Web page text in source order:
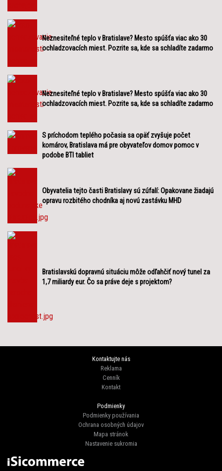
Neznesiteľné teplo v Bratislave? Mesto spúšťa viac ako 30
ochladzovacích miest. Pozrite sa, kde sa schladíte zadarmo
Neznesiteľné teplo v Bratislave? Mesto spúšťa viac ako 30
ochladzovacích miest. Pozrite sa, kde sa schladíte zadarmo
S príchodom teplého počasia sa opäť zvyšuje počet
komárov, Bratislava má pre obyvateľov domov pomoc v
podobe BTI tabliet
Obyvatelia tejto časti Bratislavy sú zúfalí: Opakovane žiadajú
opravu rozbitého chodníka aj novú zastávku MHD
Bratislavskú dopravnú situáciu môže odľahčiť nový tunel za
1,7 miliardy eur. Čo sa práve deje s projektom?
Kontaktujte nás
Reklama
Cenník
Kontakt
Podmienky
Podmienky používania
Ochrana osobných údajov
Mapa stránok
Nastavenie sukromia